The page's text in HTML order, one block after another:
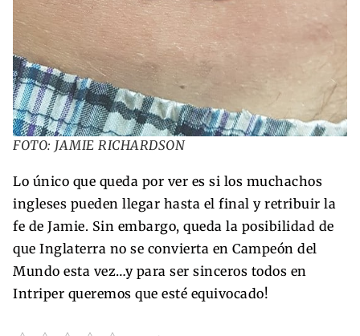
FOTO: JAMIE RICHARDSON
Lo único que queda por ver es si los muchachos
ingleses pueden llegar hasta el final y retribuir la
fe de Jamie. Sin embargo, queda la posibilidad de
que Inglaterra no se convierta en Campeón del
Mundo esta vez…y para ser sinceros todos en
Intriper queremos que esté equivocado!